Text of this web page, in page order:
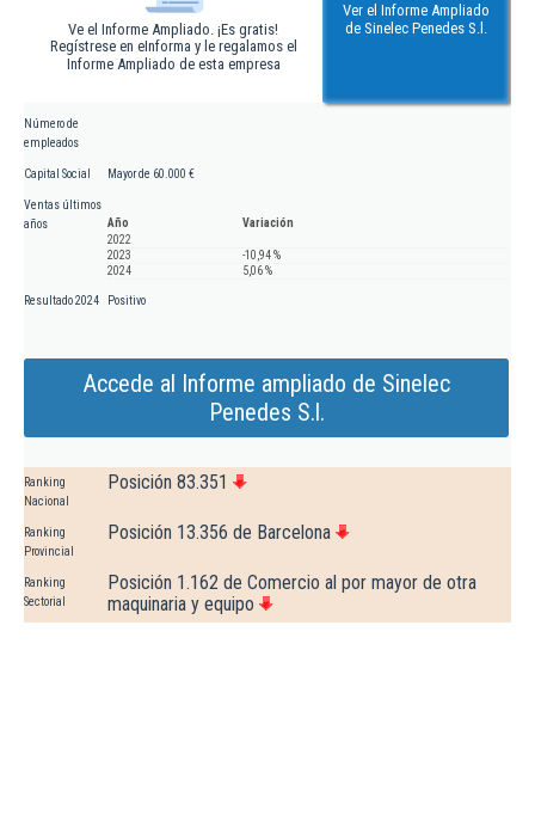
Ve el Informe Ampliado. ¡Es gratis!
Regístrese en eInforma y le regalamos el
Informe Ampliado de esta empresa
Ver el Informe Ampliado
de Sinelec Penedes S.l.
Número de
empleados
Capital Social Mayor de 60.000 €
Ventas últimos
años
Año
Variación
2022
2023
-10,94 %
2024
5,06 %
Resultado 2024 Positivo
Accede al Informe ampliado de Sinelec
Penedes S.l.
Ranking
Nacional
Posición 83.351
Ranking
Provincial
Posición 13.356 de Barcelona
Ranking
Sectorial
Posición 1.162 de Comercio al por mayor de otra
maquinaria y equipo